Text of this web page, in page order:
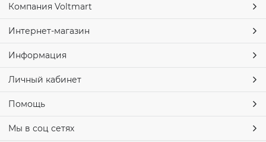
Компания Voltmart
Интернет-магазин
Информация
Личный кабинет
Помощь
Мы в соц сетях